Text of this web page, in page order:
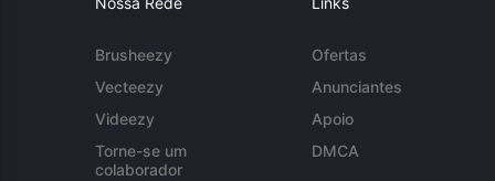
Brusheezy
Vecteezy
Videezy
Torne-se um
colaborador
Ofertas
Anunciantes
Apoio
DMCA